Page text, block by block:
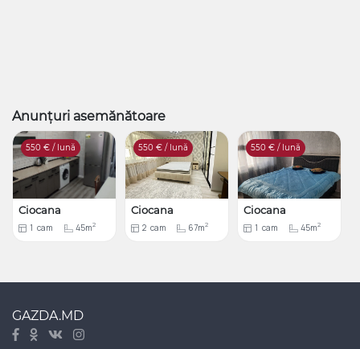
Anunțuri asemănătoare
550 € / lună
Ciocana
1 cam 45m2
550 € / lună
Ciocana
2 cam 67m2
550 € / lună
Ciocana
1 cam 45m2
GAZDA.MD